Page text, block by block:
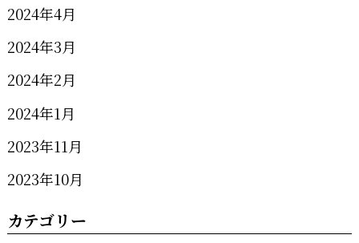
2024年4月
2024年3月
2024年2月
2024年1月
2023年11月
2023年10月
カテゴリー